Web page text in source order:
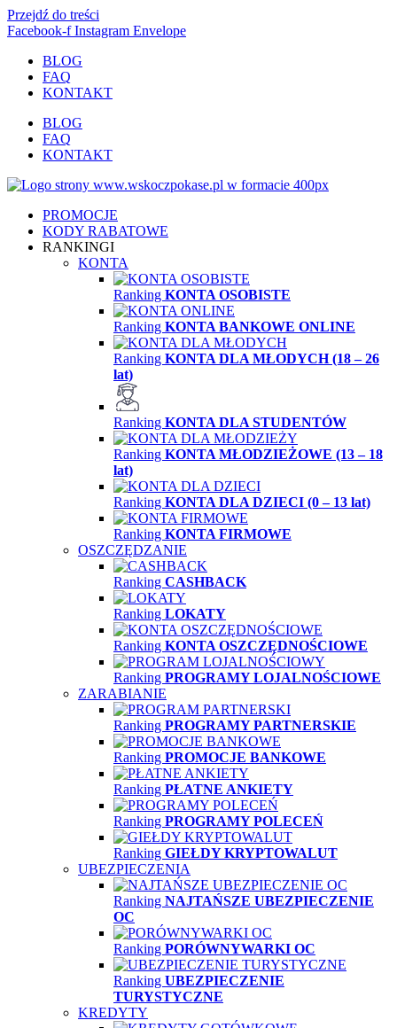
Przejdź do treści
Facebook-f Instagram Envelope
BLOG
FAQ
KONTAKT
BLOG
FAQ
KONTAKT
PROMOCJE
KODY RABATOWE
RANKINGI
KONTA
Ranking KONTA OSOBISTE
Ranking KONTA BANKOWE ONLINE
Ranking KONTA DLA MŁODYCH (18 – 26
lat)
Ranking KONTA DLA STUDENTÓW
Ranking KONTA MŁODZIEŻOWE (13 – 18
lat)
Ranking KONTA DLA DZIECI (0 – 13 lat)
Ranking KONTA FIRMOWE
OSZCZĘDZANIE
Ranking CASHBACK
Ranking LOKATY
Ranking KONTA OSZCZĘDNOŚCIOWE
Ranking PROGRAMY LOJALNOŚCIOWE
ZARABIANIE
Ranking PROGRAMY PARTNERSKIE
Ranking PROMOCJE BANKOWE
Ranking PŁATNE ANKIETY
Ranking PROGRAMY POLECEŃ
Ranking GIEŁDY KRYPTOWALUT
UBEZPIECZENIA
Ranking NAJTAŃSZE UBEZPIECZENIE
OC
Ranking PORÓWNYWARKI OC
Ranking UBEZPIECZENIE
TURYSTYCZNE
KREDYTY